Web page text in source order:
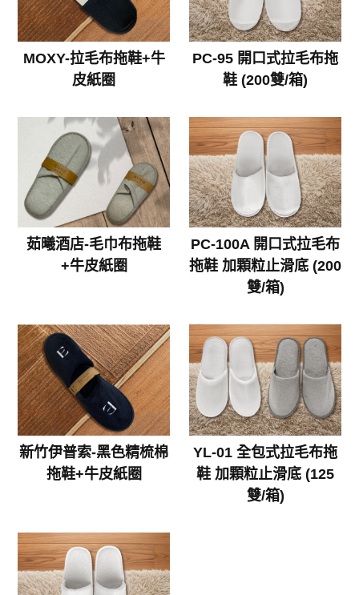
MOXY-拉毛布拖鞋+牛
皮紙圈
PC-95 開口式拉毛布拖
鞋 (200雙/箱)
茹曦酒店-毛巾布拖鞋
+牛皮紙圈
PC-100A 開口式拉毛布
拖鞋 加顆粒止滑底 (200
雙/箱)
新竹伊普索-黑色精梳棉
拖鞋+牛皮紙圈
YL-01 全包式拉毛布拖
鞋 加顆粒止滑底 (125
雙/箱)